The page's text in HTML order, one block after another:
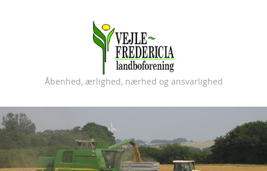
Åbenhed, ærlighed, nærhed og ansvarlighed